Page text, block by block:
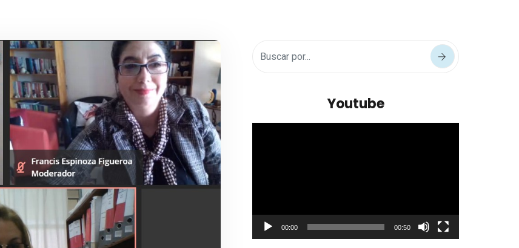
Youtube
00:00 00:50